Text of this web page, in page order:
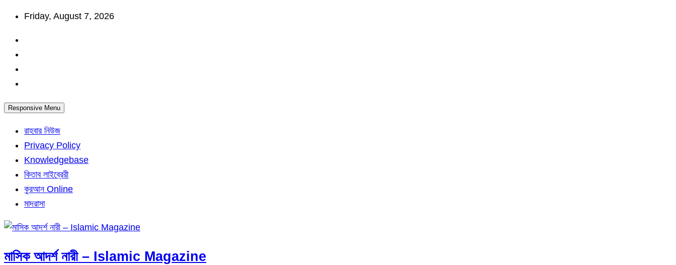
Skip
content
Friday, August 7, 2026
Responsive Menu
রাহবার নিউজ
Privacy Policy
Knowledgebase
কিতাব লাইব্রেরী
কুরআন Online
মাদরাসা
মাসিক আদর্শ নারী – Islamic Magazine